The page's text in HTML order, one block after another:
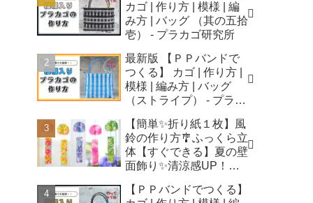
カゴ | 作り方 | 模様 | 編
み方 | バッグ （其の五拾
壱） - プラカゴ研究所
最新版 【ＰＰバンドで
つくる】 カゴ | 作り方 |
模様 | 編み方 | バッグ
（ストライプ） - プラカ
【簡単✨折り紙１枚】風
鈴の作り方🎐ふっくら立
体【すぐできる】夏の壁
面飾り✨清涼感UP！無
Origami Wind Chimes -
【ＰＰバンドでつくる】